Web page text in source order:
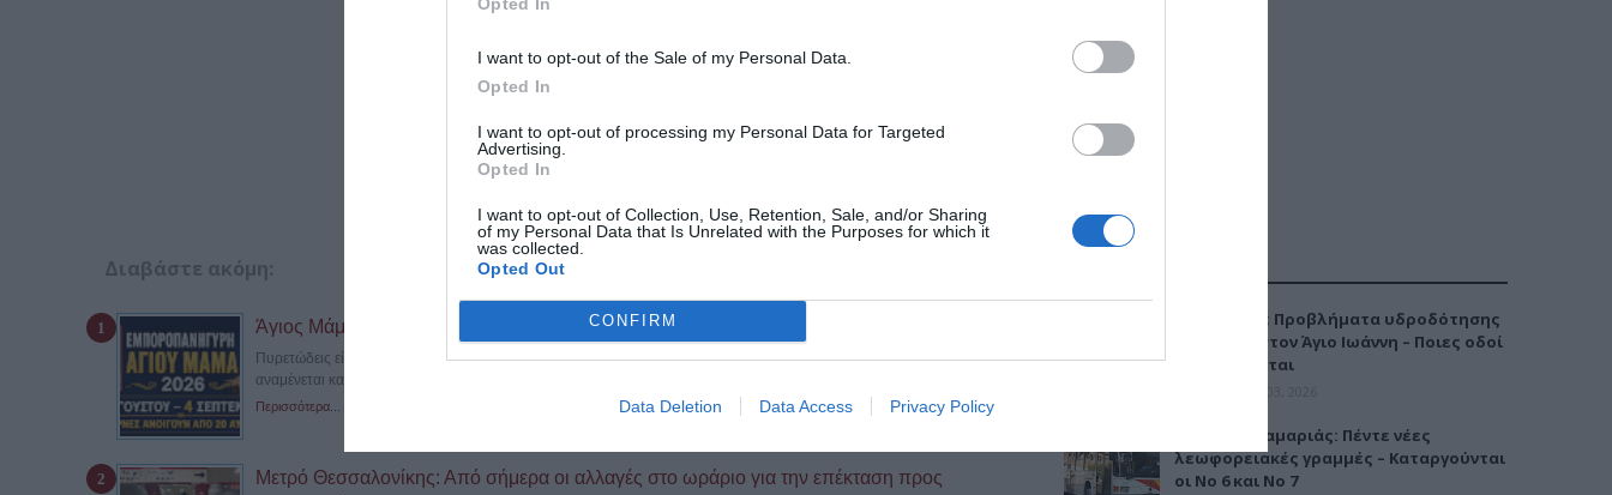
I want to opt-out of the Sale of my Personal Data.
Opted In
I want to opt-out of processing my Personal Data for Targeted
Advertising.
Opted In
I want to opt-out of Collection, Use, Retention, Sale, and/or Sharing
of my Personal Data that Is Unrelated with the Purposes for which it
was collected.
Opted Out
CONFIRM
Data Deletion Data Access Privacy Policy
Διαβάστε ακόμη:
Άγιος Μάμας 2026: Πότε ανοίγει το πανηγύρι – Ετοιμάζονται 20 νέες ταβέρνες
Πυρετώδεις είναι οι προετοιμασίες στον Άγιο Μάμα Χαλκιδικής για τη φετινή μεγάλη εμποροπανήγυρη, η οποία
αναμένεται και πάλι να προσελκύσει...
Περισσότερα...
Μετρό Θεσσαλονίκης: Από σήμερα οι αλλαγές στο ωράριο για την επέκταση προς
Καλαμαριά: Προβλήματα υδροδότησης
την Τρίτη στον Άγιο Ιωάννη – Ποιες οδοί
επηρεάζονται
Μετρό Καλαμαριάς: Πέντε νέες
λεωφορειακές γραμμές – Καταργούνται
οι Νο 6 και Νο 7